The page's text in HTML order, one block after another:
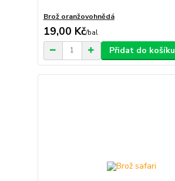
Brož oranžovohnědá
19,00 Kč/bal
Přidat do košíku